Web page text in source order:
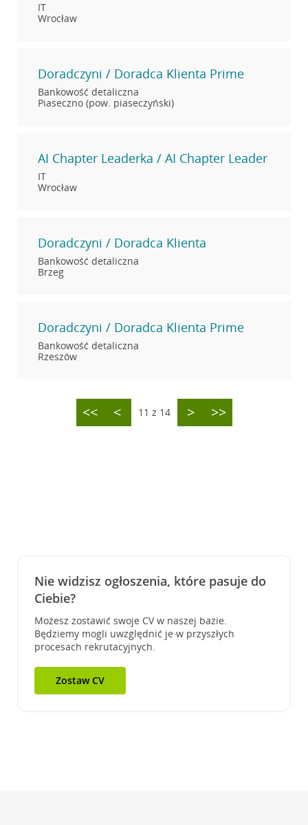
IT
Wrocław
Doradczyni / Doradca Klienta Prime
Bankowość detaliczna
Piaseczno (pow. piaseczyński)
AI Chapter Leaderka / AI Chapter Leader
IT
Wrocław
Doradczyni / Doradca Klienta
Bankowość detaliczna
Brzeg
Doradczyni / Doradca Klienta Prime
Bankowość detaliczna
Rzeszów
<< < 11 z 14 > >>
Nie widzisz ogłoszenia, które pasuje do
Ciebie?
Możesz zostawić swoje CV w naszej bazie.
Będziemy mogli uwzględnić je w przyszłych
procesach rekrutacyjnych.
Zostaw CV